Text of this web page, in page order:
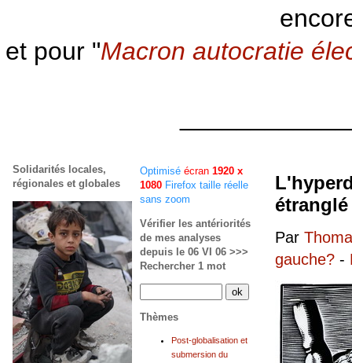
et pour "Macron autocratie
Par
gauche? -
Optimisé écran 1920 x
1080 Firefox taille réelle
sans zoom
Vérifier les antériorités
de mes analyses
depuis le 06 VI 06 >>>
Rechercher 1 mot
Thèmes
Post-globalisation et
submersion du
Solidarités locales,
régionales et globales